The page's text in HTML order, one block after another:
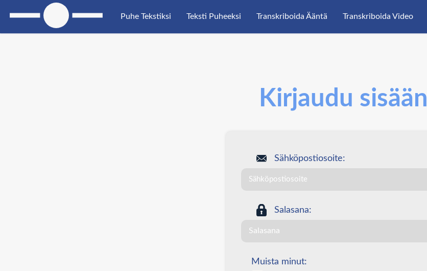
Puhe Tekstiksi Teksti Puheeksi Transkriboida Ääntä Transkriboida Video
Kirjaudu sisään
Sähköpostiosoite:
Salasana:
Muista minut: